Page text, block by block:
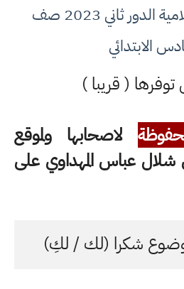
اسئلة التربية الاسلامية الدور ثاني 2023 صف
الابتدائي
( قريبا )
لاصحابها ولموقع
شلال عباس المهداوي على
شكرا (لك / لكِ)